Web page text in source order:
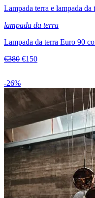
Lampada terra e lampada
lampada da terra
Lampada da terra Euro 90
€380 €150
-26%